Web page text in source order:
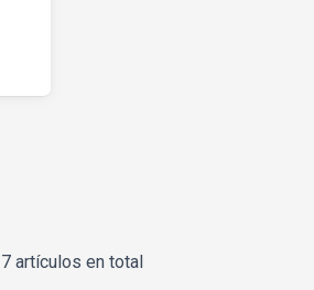
artículos en total